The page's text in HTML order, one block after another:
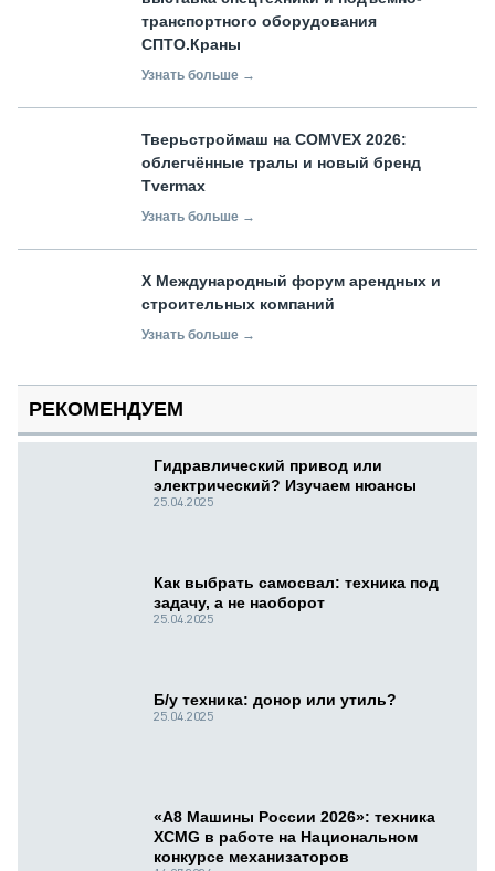
транспортного оборудования
СПТО.Краны
Узнать больше →
Тверьстроймаш на COMVEX 2026:
облегчённые тралы и новый бренд
Tvermax
Узнать больше →
X Международный форум арендных и
строительных компаний
Узнать больше →
РЕКОМЕНДУЕМ
Гидравлический привод или
электрический? Изучаем нюансы
25.04.2025
Как выбрать самосвал: техника под
задачу, а не наоборот
25.04.2025
Б/у техника: донор или утиль?
25.04.2025
«А8 Машины России 2026»: техника
XCMG в работе на Национальном
конкурсе механизаторов